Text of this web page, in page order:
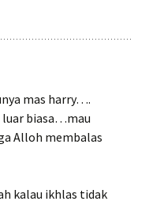
mas harry….
luar biasa…mau
Alloh membalas
kalau ikhlas tidak